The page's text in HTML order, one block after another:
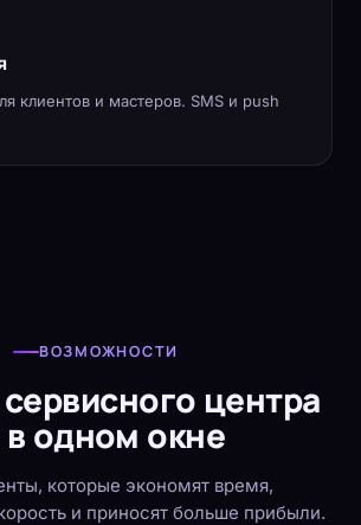
клиентов и мастеров. SMS и push
ВОЗМОЖНОСТИ
центра
одном окне
которые экономят время,
и приносят больше прибыли.